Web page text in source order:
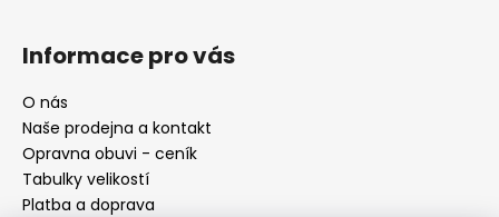
Informace pro vás
O nás
Naše prodejna a kontakt
Opravna obuvi - ceník
Tabulky velikostí
Platba a doprava